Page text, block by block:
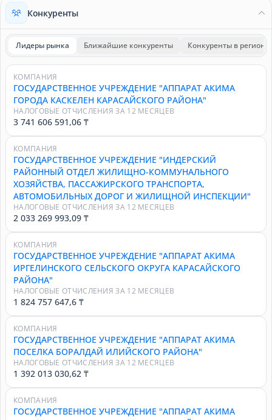
Конкуренты
Лидеры рынка Ближайшие конкуренты Конкуренты в регионе
КОМПАНИЯ
ГОСУДАРСТВЕННОЕ УЧРЕЖДЕНИЕ "АППАРАТ АКИМА
ГОРОДА КАСКЕЛЕН КАРАСАЙСКОГО РАЙОНА"
НАЛОГОВЫЕ ОТЧИСЛЕНИЯ ЗА 12 МЕСЯЦЕВ
3 741 606 591,06 ₸
КОМПАНИЯ
ГОСУДАРСТВЕННОЕ УЧРЕЖДЕНИЕ "ИНДЕРСКИЙ
РАЙОННЫЙ ОТДЕЛ ЖИЛИЩНО-КОММУНАЛЬНОГО
ХОЗЯЙСТВА, ПАССАЖИРСКОГО ТРАНСПОРТА,
АВТОМОБИЛЬНЫХ ДОРОГ И ЖИЛИЩНОЙ ИНСПЕКЦИИ"
НАЛОГОВЫЕ ОТЧИСЛЕНИЯ ЗА 12 МЕСЯЦЕВ
2 033 269 993,09 ₸
КОМПАНИЯ
ГОСУДАРСТВЕННОЕ УЧРЕЖДЕНИЕ "АППАРАТ АКИМА
ИРГЕЛИНСКОГО СЕЛЬСКОГО ОКРУГА КАРАСАЙСКОГО
РАЙОНА"
НАЛОГОВЫЕ ОТЧИСЛЕНИЯ ЗА 12 МЕСЯЦЕВ
1 824 757 647,6 ₸
КОМПАНИЯ
ГОСУДАРСТВЕННОЕ УЧРЕЖДЕНИЕ "АППАРАТ АКИМА
ПОСЕЛКА БОРАЛДАЙ ИЛИЙСКОГО РАЙОНА"
НАЛОГОВЫЕ ОТЧИСЛЕНИЯ ЗА 12 МЕСЯЦЕВ
1 392 013 030,62 ₸
КОМПАНИЯ
ГОСУДАРСТВЕННОЕ УЧРЕЖДЕНИЕ "АППАРАТ АКИМА